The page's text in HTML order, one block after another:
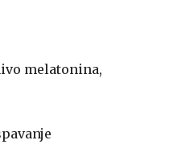
melatonina,